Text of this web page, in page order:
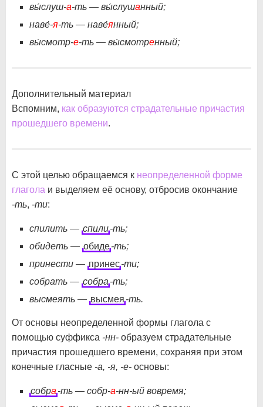
вы́слуш-а-ть — вы́слушанный;
наве́-я-ть — наве́янный;
вы́смотр-е-ть — вы́смотренный;
Дополнительный материал
Вспомним, как образуются страдательные причастия
прошедшего времени.
С этой целью обращаемся к неопределенной форме
глагола и выделяем её основу, отбросив окончание
-ть, -ти:
спилить — спили-ть;
обидеть — обиде-ть;
принести — принес-ти;
собрать — собра-ть;
высмеять — высмея-ть.
От основы неопределенной формы глагола с
помощью суффикса -нн- образуем страдательные
причастия прошедшего времени, сохраняя при этом
конечные гласные -а, -я, -е- основы:
собра-ть — собр-а-нн-ый вовремя;